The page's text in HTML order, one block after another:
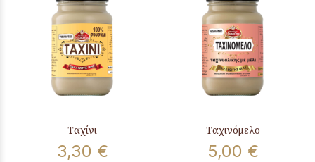
Ταχίνι
3,30 €
Ταχινόμελο
5,00 €